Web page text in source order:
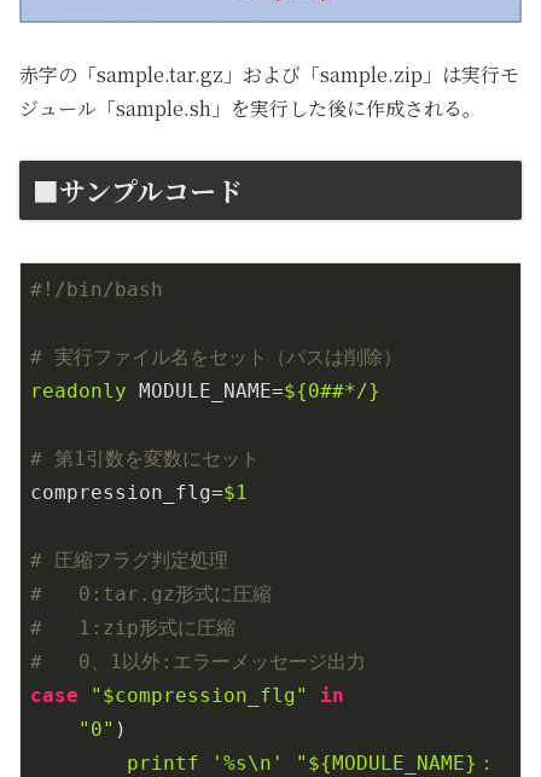
赤字の「sample.tar.gz」および「sample.zip」は実行モ
ジュール「sample.sh」を実行した後に作成される。
■サンプルコード
# 実行ファイル名をセット（パスは削除）
readonly MODULE_NAME=${0##*/}
# 第1引数を変数にセット
compression_flg=$1
# 圧縮フラグ判定処理
#   0:tar.gz形式に圧縮
#   1:zip形式に圧縮
#   0、1以外:エラーメッセージ出力
case
" $compression_flg"
in
"0" )
printf
'%s\n' " ${MODULE_NAME} ：